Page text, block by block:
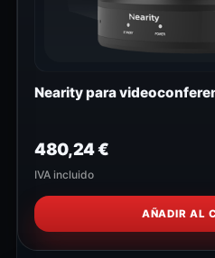
Nearity para
480,24€
IVA incluido
AÑADIR AL